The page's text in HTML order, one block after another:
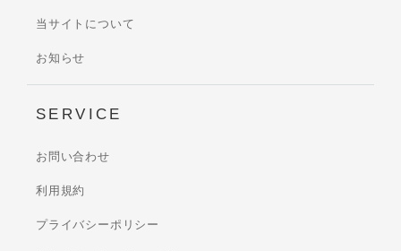
当サイトについて
お知らせ
SERVICE
お問い合わせ
利用規約
プライバシーポリシー